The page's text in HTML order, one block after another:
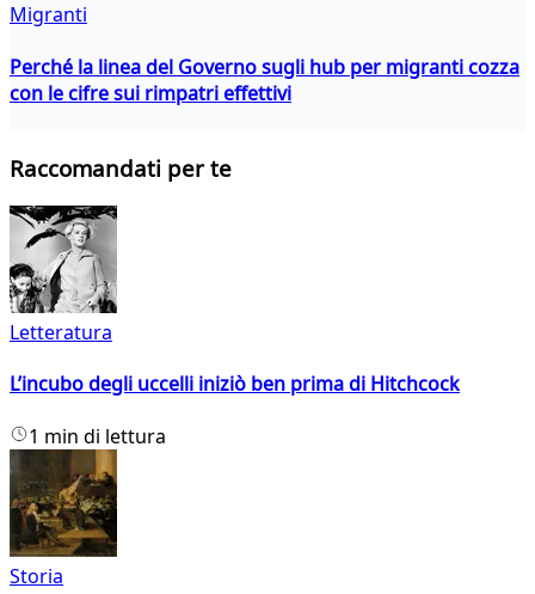
Migranti
Perché la linea del Governo sugli hub per migranti cozza
con le cifre sui rimpatri effettivi
Raccomandati per te
Letteratura
L’incubo degli uccelli iniziò ben prima di Hitchcock
1 min di lettura
Storia